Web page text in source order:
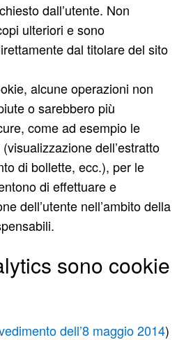
dall’utente. Non
ulteriori e sono
dal titolare del sito
alcune operazioni non
o sarebbero più
come ad esempio le
dell’estratto
di bollette, ecc.), per le
di effettuare e
dell’utente nell’ambito della
sono cookie
dell’8 maggio 2014)